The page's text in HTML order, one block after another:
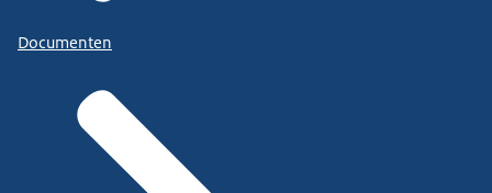
Documenten